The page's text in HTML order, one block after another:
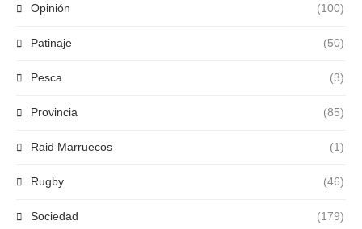
Opinión (100)
Patinaje (50)
Pesca (3)
Provincia (85)
Raid Marruecos (1)
Rugby (46)
Sociedad (179)